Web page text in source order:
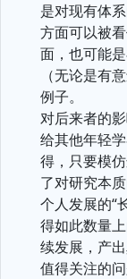
是对现有体
方面可以被
面，也可能
（无论是有
例子。
对后来者的
给其他年轻
得，只要模
了对研究本
个人发展的“
得如此数量
续发展，产
值得关注的